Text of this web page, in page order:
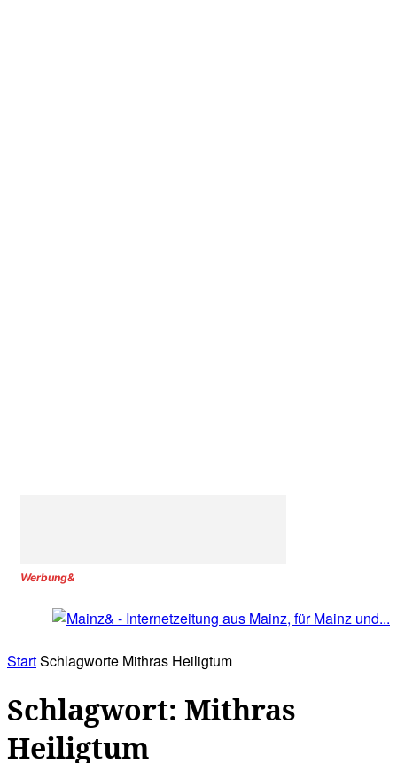
Werbung&
StartSchlagworte Mithras Heiligtum
Schlagwort: Mithras
Heiligtum